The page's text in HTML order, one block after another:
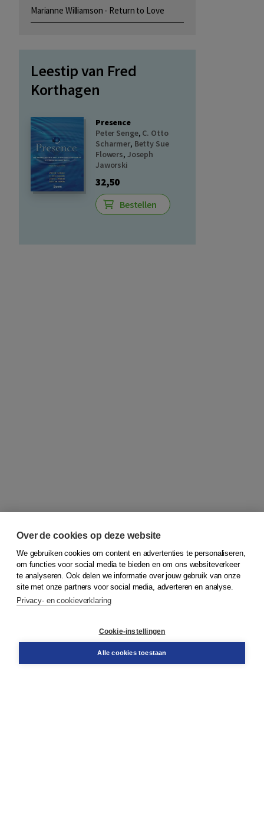
Marianne Williamson - Return to Love
Leestip van Fred
Korthagen
Presence
Peter Senge, C. Otto
Scharmer, Betty Sue
Flowers, Joseph
Jaworski
32,50
Bestellen
© 2026Koninklijke Boom uitgevers
Bestellen
Over de cookies op deze website
We gebruiken cookies om content en advertenties te personaliseren,
om functies voor social media te bieden en om ons websiteverkeer
te analyseren. Ook delen we informatie over jouw gebruik van onze
site met onze partners voor social media, adverteren en analyse.
Privacy- en cookieverklaring
Cookie-instellingen
Alle cookies toestaan